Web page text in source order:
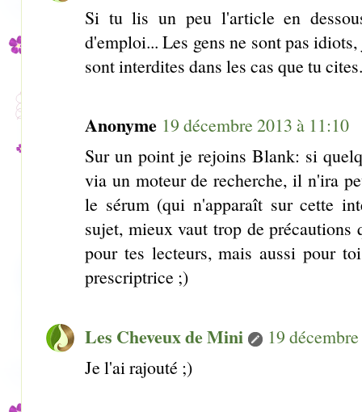
Si tu lis un peu l'article en
d'emploi... Les gens ne sont pas
sont interdites dans les cas que tu cites.
Anonyme 19 décembre 2013 à 11:10
Sur un point je rejoins Blank: si
via un moteur de recherche, il n'ira
le sérum (qui n'apparaît sur cette
sujet, mieux vaut trop de précautions
pour tes lecteurs, mais aussi pour
prescriptrice ;)
Les Cheveux de Mini
19
Je l'ai rajouté ;)